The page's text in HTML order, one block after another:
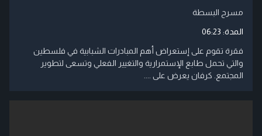
مسرح البسطة
المدة: 06:23
فقرة تقوم على إستعراض أهم المبادرات الشبابية في فلسطين
والتي تحمل طابع الإستمرارية والتغيير الفعلي وتسعى لتطوير
المجتمع. كرفان يعرض على ....